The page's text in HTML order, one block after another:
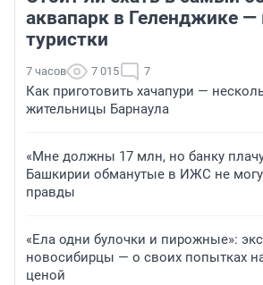
аквапарк в Геленджике —
туристки
7 часов 7 015 7
Как приготовить хачапури —
жительницы Барнаула
«Мне должны 17 млн, но банку
Башкирии обманутые в ИЖС не
правды
«Ела одни булочки и пирожные»:
новосибирцы — о своих попытках
ценой